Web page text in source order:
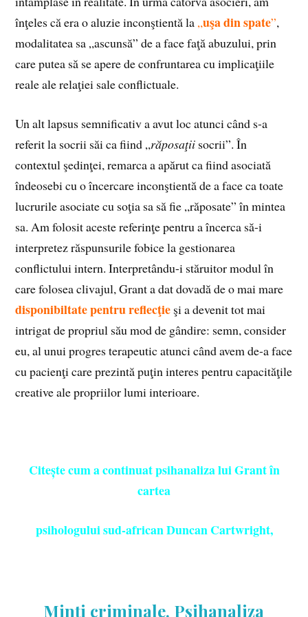
înţeles că era o aluzie inconştientă la „uşa din spate”,
modalitatea sa „ascunsă” de a face faţă abuzului, prin
care putea să se apere de confruntarea cu implicaţiile
reale ale relaţiei sale conflictuale.
Un alt lapsus semnificativ a avut loc atunci când s-a
referit la socrii săi ca fiind „răposaţii socrii”. În
contextul şedinţei, remarca a apărut ca fiind asociată
îndeosebi cu o încercare inconştientă de a face ca toate
lucrurile asociate cu soţia sa să fie „răposate” în mintea
sa. Am folosit aceste referinţe pentru a încerca să-i
interpretez răspunsurile fobice la gestionarea
conflictului intern. Interpretându-i stăruitor modul în
care folosea clivajul, Grant a dat dovadă de o mai mare
disponibiltate pentru reflecţie şi a devenit tot mai
intrigat de propriul său mod de gândire: semn, consider
eu, al unui progres terapeutic atunci când avem de-a face
cu pacienţi care prezintă puţin interes pentru capacităţile
creative ale propriilor lumi interioare.
Citește cum a continuat psihanaliza lui Grant în
cartea
psihologului sud-african Duncan Cartwright,
Minți criminale. Psihanaliza